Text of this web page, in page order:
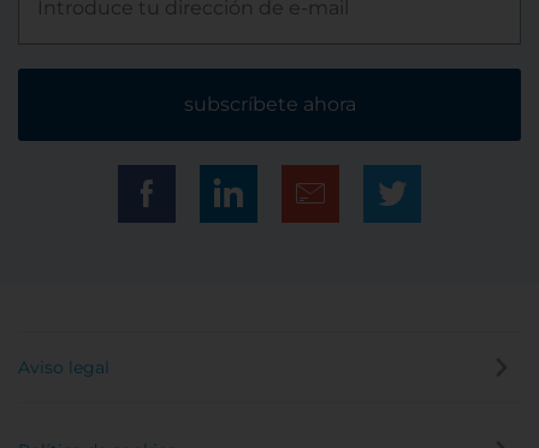
subscríbete ahora
Aviso legal